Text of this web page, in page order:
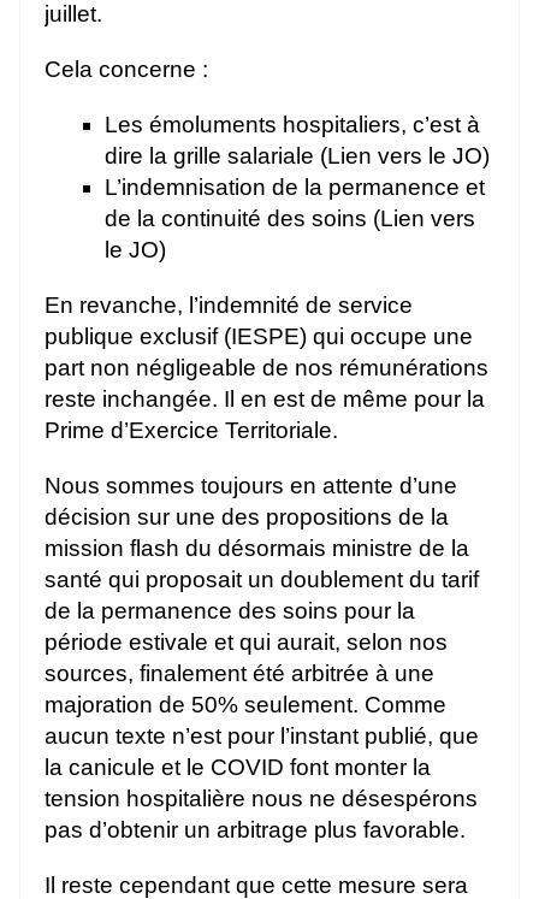
juillet.
Cela concerne :
Les émoluments hospitaliers, c’est à
dire la grille salariale (Lien vers le JO)
L’indemnisation de la permanence et
de la continuité des soins (Lien vers
le JO)
En revanche, l’indemnité de service
publique exclusif (IESPE) qui occupe une
part non négligeable de nos rémunérations
reste inchangée. Il en est de même pour la
Prime d’Exercice Territoriale.
Nous sommes toujours en attente d’une
décision sur une des propositions de la
mission flash du désormais ministre de la
santé qui proposait un doublement du tarif
de la permanence des soins pour la
période estivale et qui aurait, selon nos
sources, finalement été arbitrée à une
majoration de 50% seulement. Comme
aucun texte n’est pour l’instant publié, que
la canicule et le COVID font monter la
tension hospitalière nous ne désespérons
pas d’obtenir un arbitrage plus favorable.
Il reste cependant que cette mesure sera